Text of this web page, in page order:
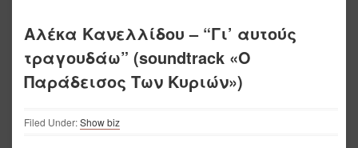
Αλέκα Κανελλίδου – “Γι’ αυτούς
τραγουδάω” (soundtrack «Ο
Παράδεισος Των Κυριών»)
Filed Under:Show biz